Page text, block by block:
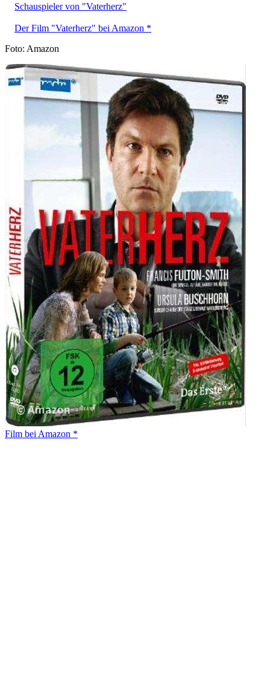
Schauspieler von "Vaterherz"
Der Film "Vaterherz" bei Amazon *
Foto: Amazon
Film bei Amazon *